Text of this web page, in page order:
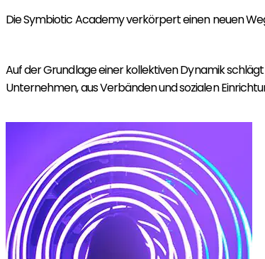
Die Symbiotic Academy verkörpert einen neuen
Auf der Grundlage einer kollektiven Dynamik
Unternehmen, aus Verbänden und sozialen